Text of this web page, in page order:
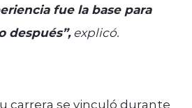
fue la base para
después”,explicó.
carrera se vinculó durante